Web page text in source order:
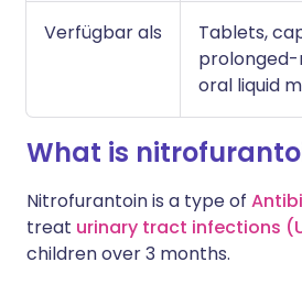
Verfügbar als
Tablets,
prolonged-
oral liquid
What is
Nitrofurantoin is a type of
treat urinary tract infections
children over 3 months.